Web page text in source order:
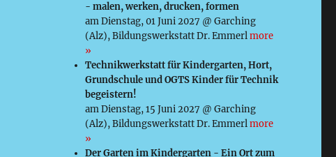
- malen, werken, drucken, formen
am Dienstag, 01 Juni 2027 @ Garching
(Alz), Bildungswerkstatt Dr. Emmerlmore
»
Technikwerkstatt für Kindergarten, Hort,
Grundschule und OGTS Kinder für Technik
begeistern!
am Dienstag, 15 Juni 2027 @ Garching
(Alz), Bildungswerkstatt Dr. Emmerlmore
»
Der Garten im Kindergarten - Ein Ort zum